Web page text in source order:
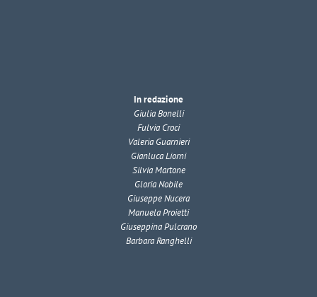
In redazione
Giulia Bonelli
Fulvia Croci
Valeria Guarnieri
Gianluca Liorni
Silvia Martone
Gloria Nobile
Giuseppe Nucera
Manuela Proietti
Giuseppina Pulcrano
Barbara Ranghelli